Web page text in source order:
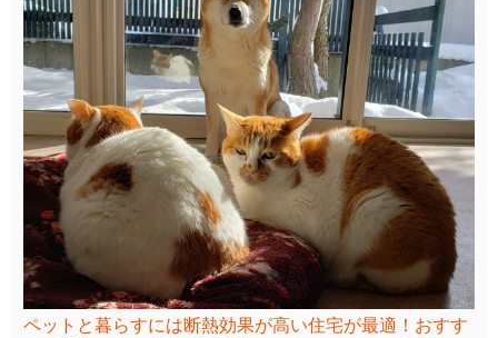
ペットと暮らすには断熱効果が高い住宅が最適！おすす